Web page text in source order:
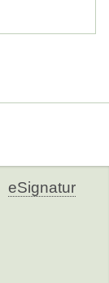
eSignatur